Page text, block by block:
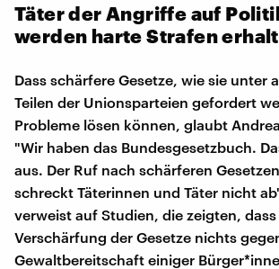
Täter der Angriffe auf
werden harte Strafen
Dass schärfere Gesetze, wie sie unter
Teilen der Unionsparteien gefordert
Probleme lösen können, glaubt
"Wir haben das Bundesgesetzbuch.
aus. Der Ruf nach schärferen
schreckt Täterinnen und Täter nicht
verweist auf Studien, die zeigten, dass
Verschärfung der Gesetze nichts
Gewaltbereitschaft einiger